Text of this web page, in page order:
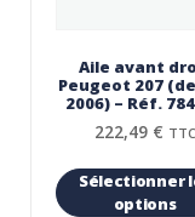
Aile avant
Peugeot 207
2006) – Réf.
222,49 € TTC
Sélectionner
options